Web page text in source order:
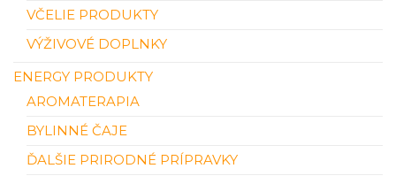
VČELIE PRODUKTY
VÝŽIVOVÉ DOPLNKY
ENERGY PRODUKTY
AROMATERAPIA
BYLINNÉ ČAJE
ĎALŠIE PRIRODNÉ PRÍPRAVKY